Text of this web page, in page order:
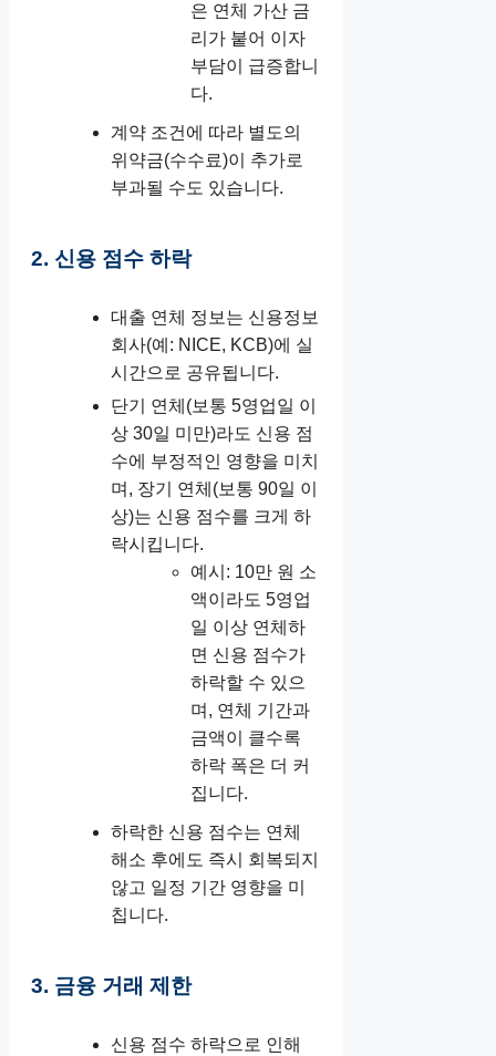
은 연체 가산 금
리가 붙어 이자
부담이 급증합니
다.
계약 조건에 따라 별도의
위약금(수수료)이 추가로
부과될 수도 있습니다.
2. 신용 점수 하락
대출 연체 정보는 신용정보
회사(예: NICE, KCB)에 실
시간으로 공유됩니다.
단기 연체(보통 5영업일 이
상 30일 미만)라도 신용 점
수에 부정적인 영향을 미치
며, 장기 연체(보통 90일 이
상)는 신용 점수를 크게 하
락시킵니다.
예시: 10만 원 소
액이라도 5영업
일 이상 연체하
면 신용 점수가
하락할 수 있으
며, 연체 기간과
금액이 클수록
하락 폭은 더 커
집니다.
하락한 신용 점수는 연체
해소 후에도 즉시 회복되지
않고 일정 기간 영향을 미
칩니다.
3. 금융 거래 제한
신용 점수 하락으로 인해